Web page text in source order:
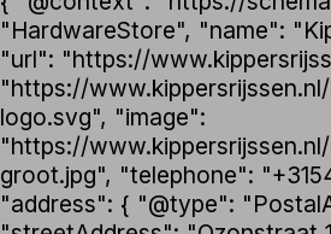
"HardwareStore", "name":
"url": "https://
"https://
logo.svg", "image":
"https://
groot.jpg", "telephone":
"address": { "@type":